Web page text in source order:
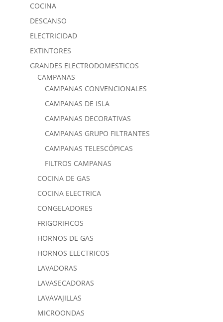
COCINA
DESCANSO
ELECTRICIDAD
EXTINTORES
GRANDES ELECTRODOMESTICOS
CAMPANAS
CAMPANAS CONVENCIONALES
CAMPANAS DE ISLA
CAMPANAS DECORATIVAS
CAMPANAS GRUPO FILTRANTES
CAMPANAS TELESCÓPICAS
FILTROS CAMPANAS
COCINA DE GAS
COCINA ELECTRICA
CONGELADORES
FRIGORIFICOS
HORNOS DE GAS
HORNOS ELECTRICOS
LAVADORAS
LAVASECADORAS
LAVAVAJILLAS
MICROONDAS